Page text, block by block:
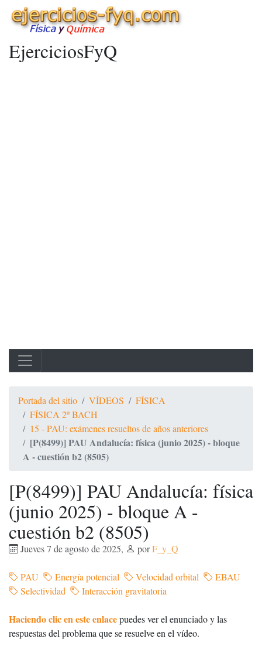
EjerciciosFyQ
Portada del sitio VÍDEOS
FÍSICA
FÍSICA 2º BACH
15 - PAU: exámenes resueltos de años anteriores
[P(8499)] PAU Andalucía: física (junio 2025) - bloque
A - cuestión b2 (8505)
[P(8499)] PAU Andalucía: física
(junio 2025) - bloque A -
cuestión b2 (8505)
Jueves 7 de agosto de 2025, porF_y_Q
PAU Energía potencial Velocidad orbital
EBAU
Selectividad
Interacción gravitatoria
Haciendo clic en este enlacepuedes ver el enunciado y las
respuestas del problema que se resuelve en el vídeo.